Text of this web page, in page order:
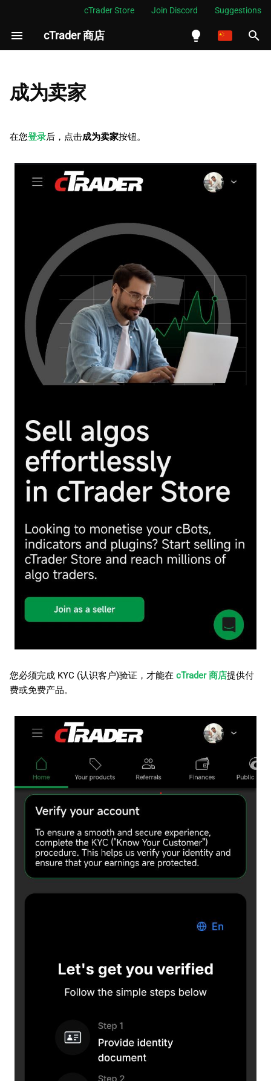
cTrader Store Join Discord Suggestions
cTrader 商店
Melayu
ไทย
中文
日本語
Deutsch
Français
Italiano
Polski
正
KYC 验证
成为卖家
在您登录后，点击成为卖家按钮。
您必须完成 KYC (认识客户)验证，才能在 cTrader 商店提供付
费或免费产品。